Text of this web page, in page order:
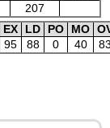
207
EX LD PO MO
95 88 0 40